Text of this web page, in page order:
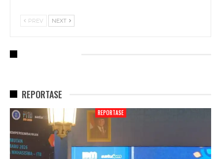
PREV NEXT
REPORTASE
REPORTASE